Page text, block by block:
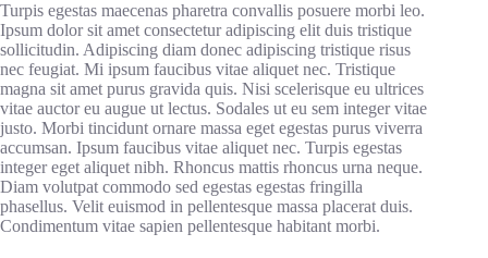
Turpis egestas maecenas pharetra convallis posuere morbi leo.
Ipsum dolor sit amet consectetur adipiscing elit duis tristique
sollicitudin. Adipiscing diam donec adipiscing tristique risus
nec feugiat. Mi ipsum faucibus vitae aliquet nec. Tristique
magna sit amet purus gravida quis. Nisi scelerisque eu ultrices
vitae auctor eu augue ut lectus. Sodales ut eu sem integer vitae
justo. Morbi tincidunt ornare massa eget egestas purus viverra
accumsan. Ipsum faucibus vitae aliquet nec. Turpis egestas
integer eget aliquet nibh. Rhoncus mattis rhoncus urna neque.
Diam volutpat commodo sed egestas egestas fringilla
phasellus. Velit euismod in pellentesque massa placerat duis.
Condimentum vitae sapien pellentesque habitant morbi.